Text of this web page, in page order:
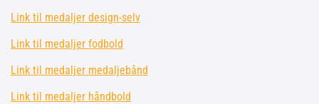
Link til medaljer design-selv
Link til medaljer fodbold
Link til medaljer medaljebånd
Link til medaljer håndbold